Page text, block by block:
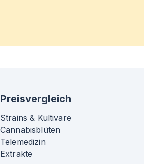
Preisvergleich
Strains & Kultivare
Cannabisblüten
Telemedizin
Extrakte